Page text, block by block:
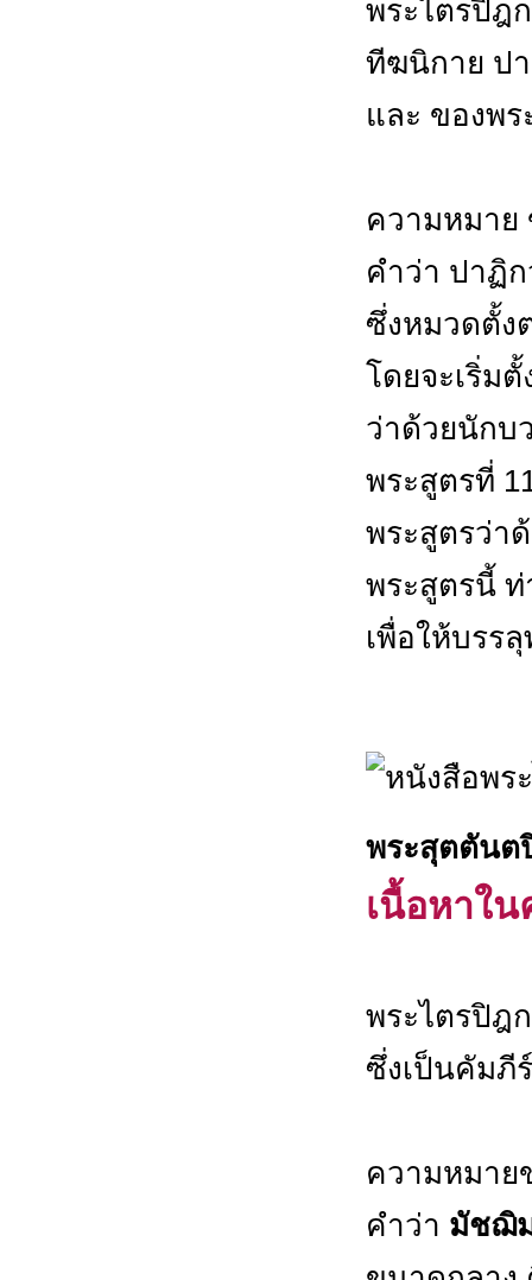
พระไตรปิฎ
ทีฆนิกาย ป
และ ของพ
ความหมาย
คำว่า ปาฏิ
ซึ่งหมวดตั้ง
โดยจะเริ่ม
ว่าด้วยนักบ
พระสูตรที่
พระสูตรว่า
พระสูตรนี้
เพื่อให้บรร
พระสุตตัน
เนื้อหาใ
พระไตรปิฎ
ซึ่งเป็นคัมภี
ความหมาย
คำว่า มัชฌิ